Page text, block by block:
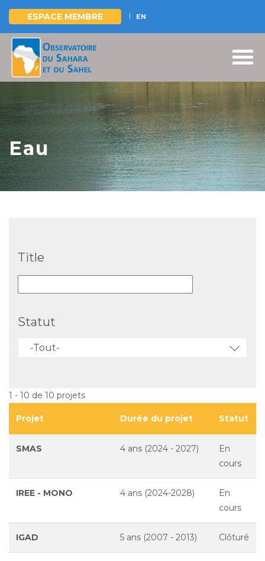
Aller
contenu
principal
ESPACE MEMBRE EN
Eau
Title
Statut
-Tout-
1 - 10 de 10 projets
Projet Durée du projet Statut
SMAS 4 ans (2024 - 2027)
En
cours
IREE - MONO 4 ans (2024-2028)
En
cours
IGAD 5 ans (2007 - 2013) Clôturé